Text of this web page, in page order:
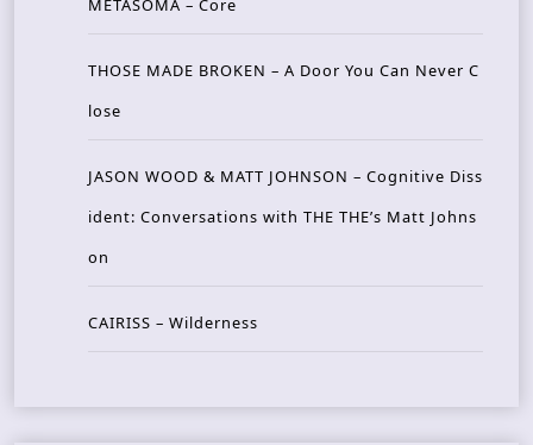
METASOMA – Core
THOSE MADE BROKEN – A Door You Can Never C
lose
JASON WOOD & MATT JOHNSON – Cognitive Diss
ident: Conversations with THE THE’s Matt Johns
on
CAIRISS – Wilderness